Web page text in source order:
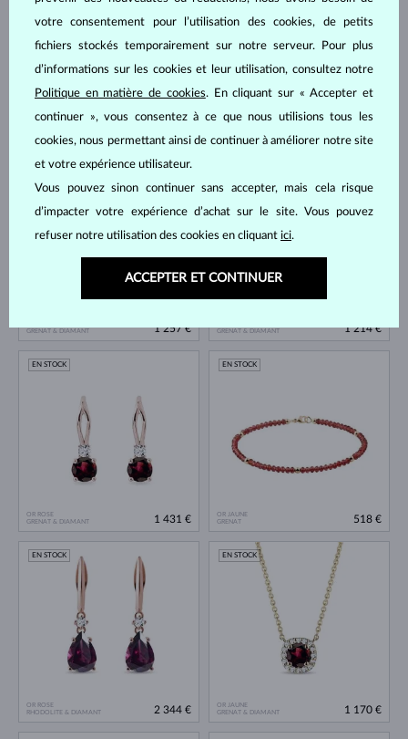
GRENAT & DIAMANT
2 692 €
RHODOLITE
1 127 €
GRENAT & DIAMANT
1 257 €
GRENAT & DIAMANT
1 214 €
OR ROSE
GRENAT & DIAMANT
EN STOCK
1 431 €
OR JAUNE
GRENAT
EN STOCK
518 €
OR ROSE
RHODOLITE & DIAMANT
EN STOCK
2 344 €
OR JAUNE
GRENAT & DIAMANT
EN STOCK
1 170 €
votre consentement pour l’utilisation des cookies, de petits
fichiers stockés temporairement sur notre serveur. Pour plus
d’informations sur les cookies et leur utilisation, consultez notre
Politique en matière de cookies. En cliquant sur « Accepter et
continuer », vous consentez à ce que nous utilisions tous les
cookies, nous permettant ainsi de continuer à améliorer notre site
et votre expérience utilisateur.
Vous pouvez sinon continuer sans accepter, mais cela risque
d’impacter votre expérience d’achat sur le site. Vous pouvez
refuser notre utilisation des cookies en cliquant ici.
ACCEPTER ET CONTINUER